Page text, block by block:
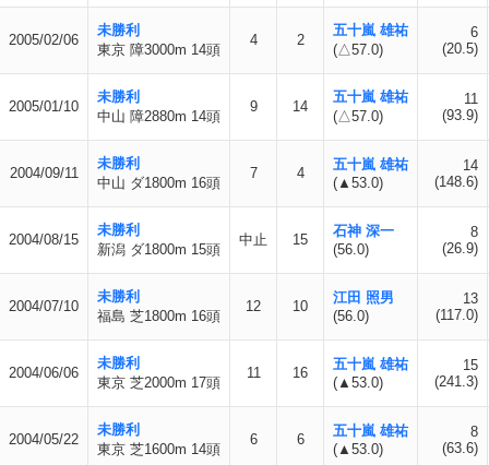
2005/02/06
未勝利
東京 障3000m 14頭
4 2
五十嵐 雄祐
(△57.0)
6
(20.5)
2005/01/10
未勝利
中山 障2880m 14頭
9 14
五十嵐 雄祐
(△57.0)
11
(93.9)
2004/09/11
未勝利
中山 ダ1800m 16頭
7 4
五十嵐 雄祐
(▲53.0)
14
(148.6)
2004/08/15
未勝利
新潟 ダ1800m 15頭
中止 15
石神 深一
(56.0)
8
(26.9)
2004/07/10
未勝利
福島 芝1800m 16頭
12 10
江田 照男
(56.0)
13
(117.0)
2004/06/06
未勝利
東京 芝2000m 17頭
11 16
五十嵐 雄祐
(▲53.0)
15
(241.3)
2004/05/22
未勝利
東京 芝1600m 14頭
6 6
五十嵐 雄祐
(▲53.0)
8
(63.6)